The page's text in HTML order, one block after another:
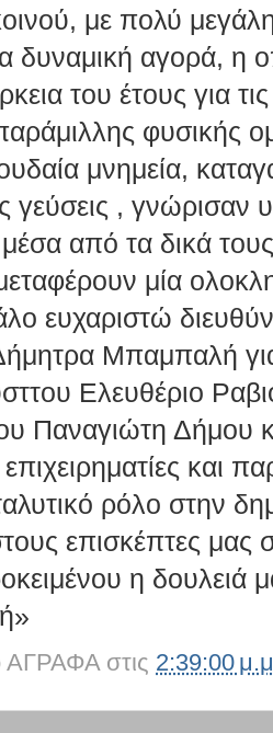
με πολύ
δυναμική αγορά, η
του έτους για
φυσικής
μνημεία,
γεύσεις , γνώρισαν
από τα δικά τους
μία
ευχαριστώ
Μπαμπαλή
Ελευθέριο
Παναγιώτη Δήμου
και
ρόλο στην
επισκέπτες μας
η δουλειά
ΑΓΡΑΦΑ στις 2:39:00